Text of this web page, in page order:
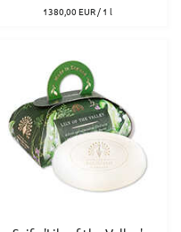
1380,00 EUR / 1 l